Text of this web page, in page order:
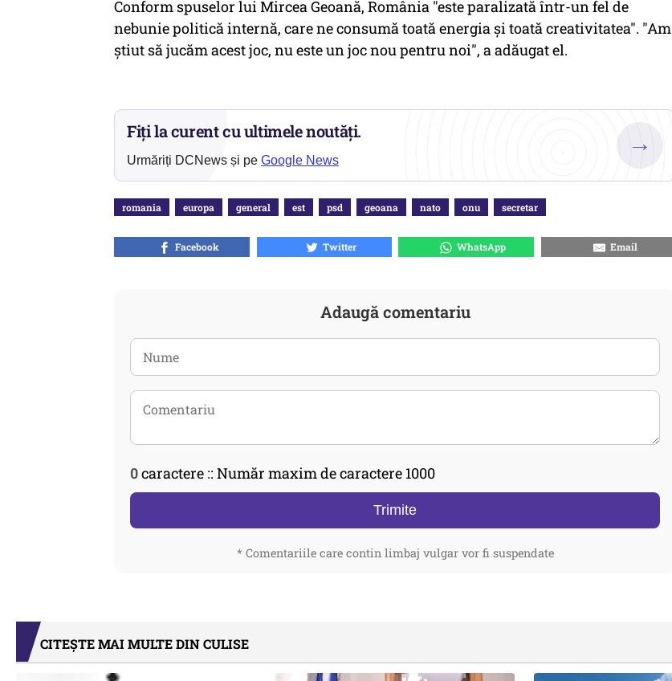
Conform spuselor lui Mircea Geoană, România "este paralizată într-un fel de
nebunie politică internă, care ne consumă toată energia şi toată creativitatea". "Am
ştiut să jucăm acest joc, nu este un joc nou pentru noi", a adăugat el.
Fiți la curent cu ultimele noutăți.
Urmăriți DCNews și pe Google News
→
romania europa general est psd geoana nato onu secretar
Facebook Twitter WhatsApp Email
Adaugă comentariu
0caractere :: Număr maxim de caractere 1000
Trimite
* Comentariile care contin limbaj vulgar vor fi suspendate
CITEȘTE MAI MULTE DIN CULISE